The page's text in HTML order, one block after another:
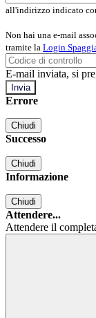
all'indirizzo indicato
Non hai una e-mail
tramite la Login
E-mail inviata, si
Errore
Chiudi
Successo
Chiudi
Informazione
Chiudi
Attendere...
Attendere il